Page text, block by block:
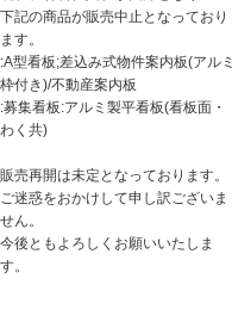
下記の商品が販売中止となっており
ます。
:A型看板;差込み式物件案内板(アルミ
枠付き)/不動産案内板
:募集看板:アルミ製平看板(看板面・
わく共)
販売再開は未定となっております。
ご迷惑をおかけして申し訳ございま
せん。
今後ともよろしくお願いいたしま
す。